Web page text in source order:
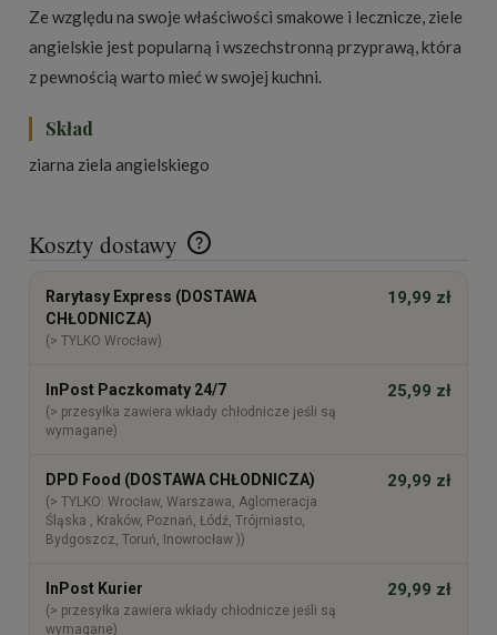
Ze względu na swoje właściwości smakowe i lecznicze, ziele
angielskie jest popularną i wszechstronną przyprawą, która
z pewnością warto mieć w swojej kuchni.
Skład
ziarna ziela angielskiego
Koszty dostawy
Cena nie zawiera ewentualnych kosztów płatności
Rarytasy Express (DOSTAWA
CHŁODNICZA)
(> TYLKO Wrocław)
19,99 zł
InPost Paczkomaty 24/7
(> przesyłka zawiera wkłady chłodnicze jeśli są
wymagane)
25,99 zł
DPD Food (DOSTAWA CHŁODNICZA)
(> TYLKO: Wrocław, Warszawa, Aglomeracja
Śląska , Kraków, Poznań, Łódź, Trójmiasto,
Bydgoszcz, Toruń, Inowrocław ))
29,99 zł
InPost Kurier
(> przesyłka zawiera wkłady chłodnicze jeśli są
wymagane)
29,99 zł